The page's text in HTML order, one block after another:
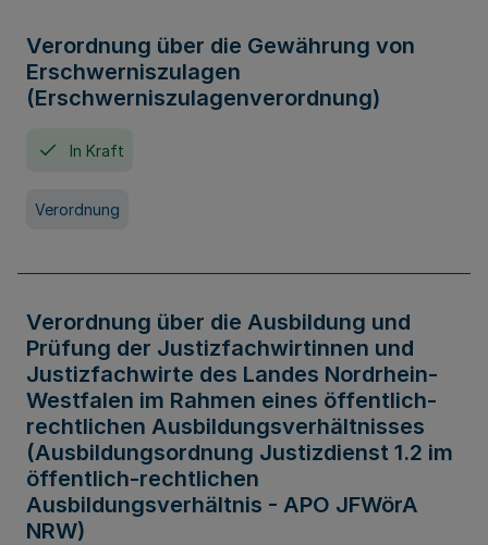
Verordnung über die Gewährung von
Erschwerniszulagen
(Erschwerniszulagenverordnung)
In Kraft
Verordnung
Verordnung über die Ausbildung und
Prüfung der Justizfachwirtinnen und
Justizfachwirte des Landes Nordrhein-
Westfalen im Rahmen eines öffentlich-
rechtlichen Ausbildungsverhältnisses
(Ausbildungsordnung Justizdienst 1.2 im
öffentlich-rechtlichen
Ausbildungsverhältnis - APO JFWörA
NRW)